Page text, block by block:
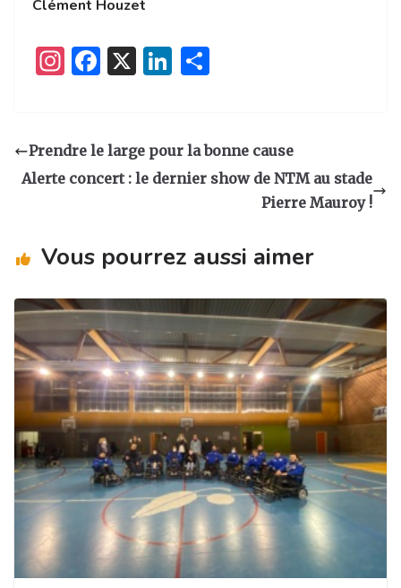
Clément Houzet
I
a
g
F
e
b
k
X
Li
e
dI
g
er
Prendre le large pour la bonne cause
Alerte concert : le dernier show de NTM au stade
Pierre Mauroy !
Vous pourrez aussi aimer